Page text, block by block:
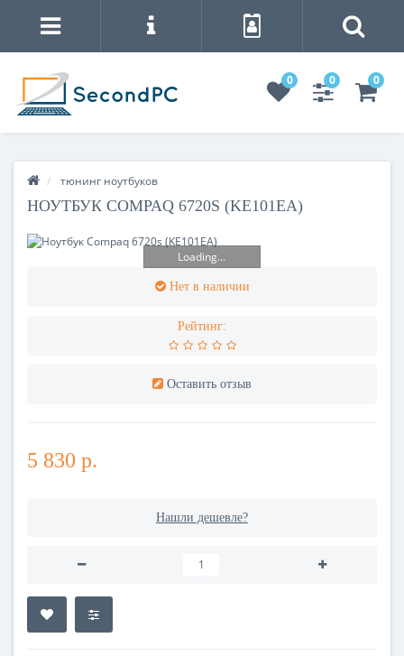
0 0 0
тюнинг ноутбуков
НОУТБУК COMPAQ 6720S (KE101EA)
Loading...
Нет в наличии
Рейтинг:
Оставить отзыв
5 830 р.
Нашли дешевле?